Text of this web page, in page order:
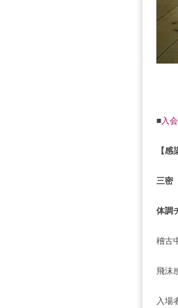
■入
【
三密
体調
稽古
飛沫
入場